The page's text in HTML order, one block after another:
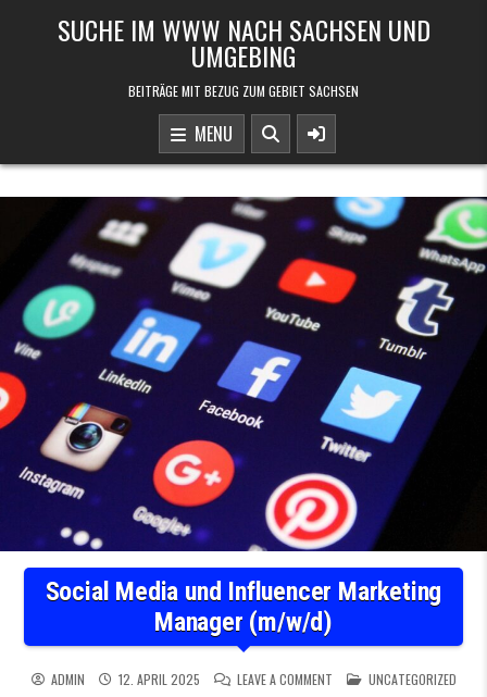
SUCHE IM WWW NACH SACHSEN UND
UMGEBING
BEITRÄGE MIT BEZUG ZUM GEBIET SACHSEN
MENU
Social Media und Influencer Marketing
Manager (m/w/d)
ADMIN 12. APRIL 2025 LEAVE A COMMENTON SOCIAL MEDIA UND
POSTED IN
UNCATEGORIZED